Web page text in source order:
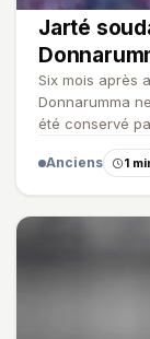
Jarté
Six mois après
Donnarumma
été conservé
Anciens 1